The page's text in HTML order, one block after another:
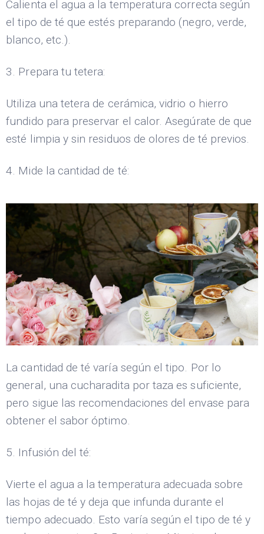
Calienta el agua a la temperatura correcta según
el tipo de té que estés preparando (negro, verde,
blanco, etc.).
3. Prepara tu tetera:
Utiliza una tetera de cerámica, vidrio o hierro
fundido para preservar el calor. Asegúrate de que
esté limpia y sin residuos de olores de té previos.
4. Mide la cantidad de té:
La cantidad de té varía según el tipo. Por lo
general, una cucharadita por taza es suficiente,
pero sigue las recomendaciones del envase para
obtener el sabor óptimo.
5. Infusión del té:
Vierte el agua a la temperatura adecuada sobre
las hojas de té y deja que infunda durante el
tiempo adecuado. Esto varía según el tipo de té y